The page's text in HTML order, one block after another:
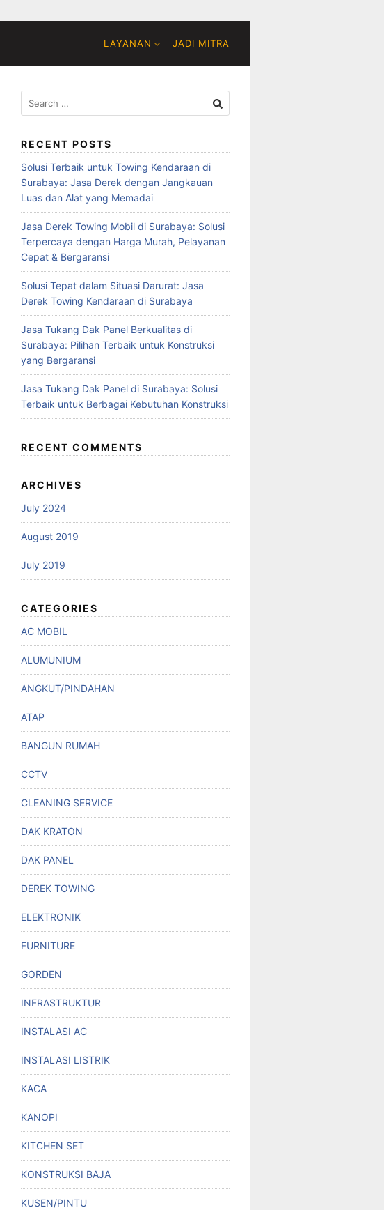
LAYANAN JADI MITRA
Search
for:
RECENT POSTS
Solusi Terbaik untuk Towing Kendaraan di
Surabaya: Jasa Derek dengan Jangkauan
Luas dan Alat yang Memadai
Jasa Derek Towing Mobil di Surabaya: Solusi
Terpercaya dengan Harga Murah, Pelayanan
Cepat & Bergaransi
Solusi Tepat dalam Situasi Darurat: Jasa
Derek Towing Kendaraan di Surabaya
Jasa Tukang Dak Panel Berkualitas di
Surabaya: Pilihan Terbaik untuk Konstruksi
yang Bergaransi
Jasa Tukang Dak Panel di Surabaya: Solusi
Terbaik untuk Berbagai Kebutuhan Konstruksi
RECENT COMMENTS
ARCHIVES
July 2024
August 2019
July 2019
CATEGORIES
AC MOBIL
ALUMUNIUM
ANGKUT/PINDAHAN
ATAP
BANGUN RUMAH
CCTV
CLEANING SERVICE
DAK KRATON
DAK PANEL
DEREK TOWING
ELEKTRONIK
FURNITURE
GORDEN
INFRASTRUKTUR
INSTALASI AC
INSTALASI LISTRIK
KACA
KANOPI
KITCHEN SET
KONSTRUKSI BAJA
KUSEN/PINTU